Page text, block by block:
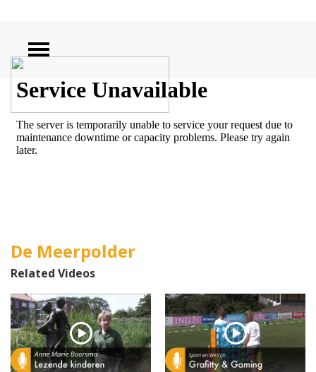
ZOEKEN
De Meerpolder
Related Videos